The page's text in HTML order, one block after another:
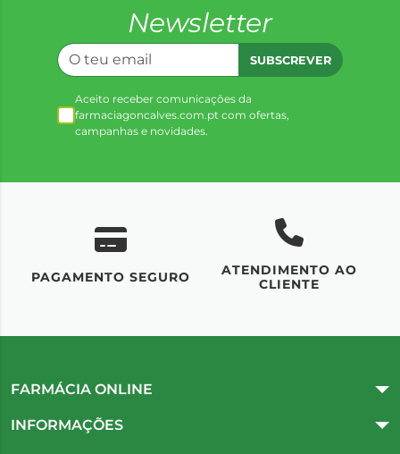
Newsletter
SUBSCREVER
Aceito receber comunicações da
farmaciagoncalves.com.pt com ofertas,
campanhas e novidades.
PAGAMENTO SEGURO
ATENDIMENTO AO
CLIENTE
FARMÁCIA ONLINE
INFORMAÇÕES